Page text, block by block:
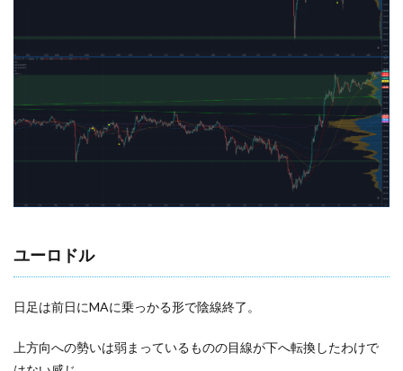
ユーロドル
日足は前日にMAに乗っかる形で陰線終了。
上方向への勢いは弱まっているものの目線が下へ転換したわけで